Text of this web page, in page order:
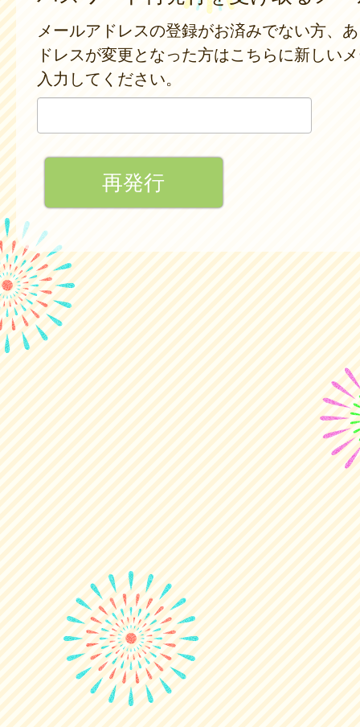
メールアドレスの登録がお済みでない方、
ドレスが変更となった方はこちらに新しい
入力してください。